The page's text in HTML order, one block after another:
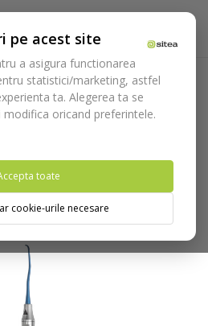
pe acest site
a asigura functionarea
statistici/marketing, astfel
ta. Alegerea ta se
oricand preferintele.
toate
cookie-urile necesare
parodontologie si
Chiurete/Scalers din Titan
1-2Ti.HL8
tara din care accesati website-ul